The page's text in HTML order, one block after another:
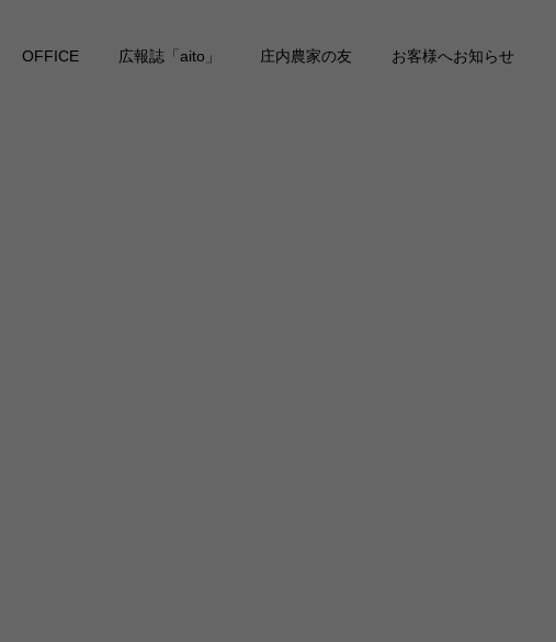
OFFICE 広報誌「aito」 庄内農家の友 お客様へお知らせ